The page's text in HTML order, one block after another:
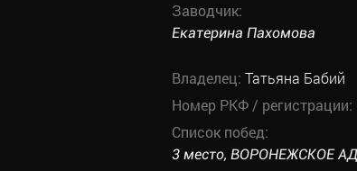
Заводчик:
Екатерина Пахомова
Владелец: Татьяна Бабий
Номер РКФ / регистрации:
Список побед:
3 место, ВОРОНЕЖСКОЕ